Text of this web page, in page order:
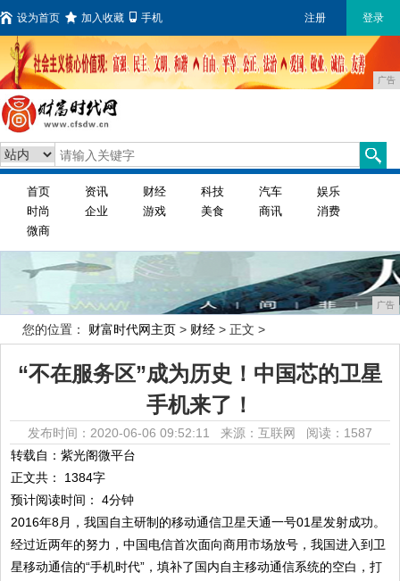
设为首页 加入收藏 手机 注册 登录
广告
首页 资讯 财经 科技 汽车
娱乐
时尚
企业 游戏 美食 商讯
消费
微商
广告
您的位置： 财富时代网主页 > 财经 > 正文 >
“不在服务区”成为历史！中国芯的卫星
手机来了！
发布时间：2020-06-06 09:52:11 来源：互联网 阅读：1587
转载自：紫光阁微平台
正文共： 1384字
预计阅读时间： 4分钟
2016年8月，我国自主研制的移动通信卫星天通一号01星发射成功。
经过近两年的努力，中国电信首次面向商用市场放号，我国进入到卫
星移动通信的“手机时代”，填补了国内自主移动通信系统的空白，打